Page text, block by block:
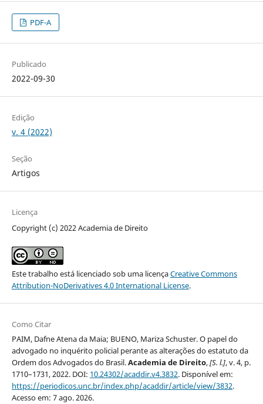
PDF-A
Publicado
2022-09-30
Edição
v. 4 (2022)
Seção
Artigos
Licença
Copyright (c) 2022 Academia de Direito
Este trabalho está licenciado sob uma licençaCreative Commons
Attribution-NoDerivatives 4.0 International License.
Como Citar
PAIM, Dafne Atena da Maia; BUENO, Mariza Schuster. O papel do
advogado no inquérito policial perante as alterações do estatuto da
Ordem dos Advogados do Brasil.Academia de Direito,[S. l.], v. 4, p.
1710–1731, 2022. DOI: 10.24302/acaddir.v4.3832. Disponível em:
https://periodicos.unc.br/index.php/acaddir/article/view/3832.
Acesso em: 7 ago. 2026.